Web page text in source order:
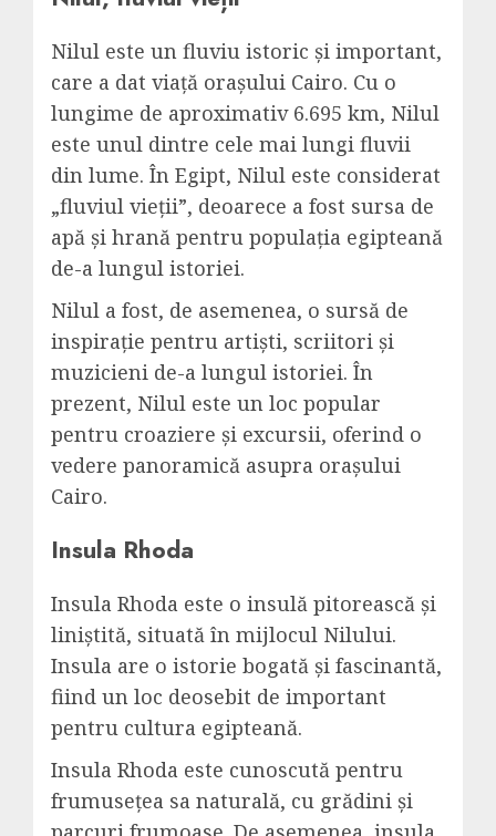
Nilul este un fluviu istoric și important,
care a dat viață orașului Cairo. Cu o
lungime de aproximativ 6.695 km, Nilul
este unul dintre cele mai lungi fluvii
din lume. În Egipt, Nilul este considerat
„fluviul vieții”, deoarece a fost sursa de
apă și hrană pentru populația egipteană
de-a lungul istoriei.
Nilul a fost, de asemenea, o sursă de
inspirație pentru artiști, scriitori și
muzicieni de-a lungul istoriei. În
prezent, Nilul este un loc popular
pentru croaziere și excursii, oferind o
vedere panoramică asupra orașului
Cairo.
Insula Rhoda
Insula Rhoda este o insulă pitorească și
liniștită, situată în mijlocul Nilului.
Insula are o istorie bogată și fascinantă,
fiind un loc deosebit de important
pentru cultura egipteană.
Insula Rhoda este cunoscută pentru
frumusețea sa naturală, cu grădini și